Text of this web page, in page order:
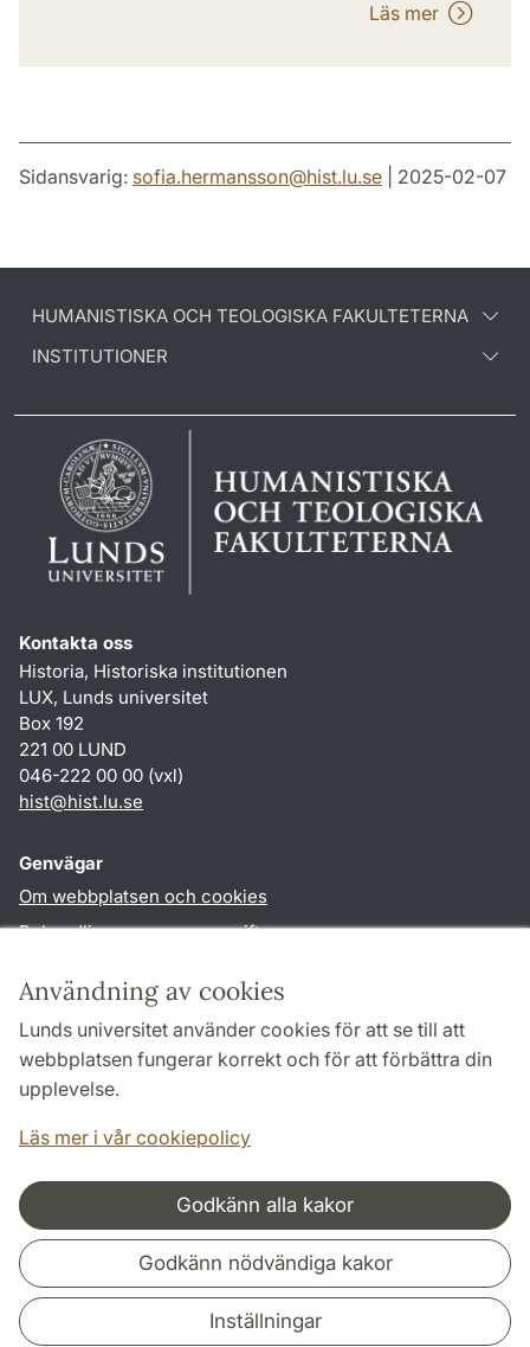
Användning av cookies
Lunds universitet använder cookies för att se till att
webbplatsen fungerar korrekt och för att förbättra din
upplevelse.
Läs mer i vår cookiepolicy
Godkänn alla kakor
Godkänn nödvändiga kakor
Inställningar
Läs mer
Sidansvarig: sofia.hermansson@hist.lu.se | 2025-02-07
HUMANISTISKA OCH TEOLOGISKA FAKULTETERNA
INSTITUTIONER
Kontakta oss
Historia, Historiska institutionen
LUX, Lunds universitet
Box 192
221 00 LUND
046-222 00 00 (vxl)
hist@hist.lu.se
Genvägar
Om webbplatsen och cookies
Behandling av personuppgifter
TYPO3-login
Följ oss i sociala medier
Samarbeten och nätverk